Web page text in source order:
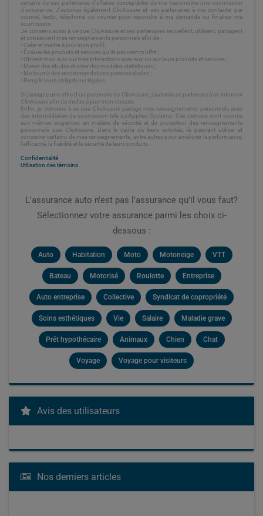
certains de ses partenaires d’affaires susceptibles de me transmettre une soumission
d’assurance. J'autorise également ClicAssure et ses partenaires à me contacter par
courriel, texto, téléphone ou courrier pour répondre à ma demande ou finaliser ma
soumission.
Je consens aussi à ce que ClicAssure et ses partenaires recueillent, utilisent, partagent
et conservent mes renseignements personnels afin de :
• Créer et mettre à jour mon profil ;
• Évaluer les produits et services qu'ils peuvent m’offrir ;
• Obtenir mon avis sur mes interactions avec eux ou sur leurs produits et services ;
• Mener des études et créer des modèles statistiques ;
• Me fournir des recommandations personnalisées ;
• Remplir leurs obligations légales.
Si j'accepte une offre d'un partenaire de ClicAssure, j'autorise ce partenaire à en informer
ClicAssure afin de mettre à jour mon dossier.
Enfin, je consens à ce que ClicAssure partage mes renseignements personnels avec
des intermédiaires de soumission tels qu’Applied Systems. Ces derniers sont soumis
aux mêmes exigences en matière de sécurité et de protection des renseignements
personnels que ClicAssure. Dans le cadre de leurs activités, ils peuvent utiliser et
conserver certains de mes renseignements, entre autres pour améliorer la performance,
l'efficacité, la fiabilité et la sécurité de leurs produits.
Confidentialité
Utilisation des témoins
L'assurance auto n'est pas l'assurance qu'il vous faut?
Sélectionnez votre assurance parmi les choix ci-
dessous :
Auto Habitation Moto Motoneige VTT
Bateau Motorisé Roulotte Entreprise
Auto entreprise Collective Syndicat de copropriété
Soins esthétiques Vie Salaire Maladie grave
Prêt hypothécaire Animaux Chien Chat
Voyage Voyage pour visiteurs
Avis des utilisateurs
Nos derniers articles